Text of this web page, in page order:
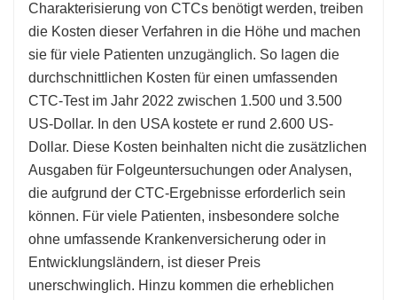
Charakterisierung von CTCs benötigt werden, treiben
die Kosten dieser Verfahren in die Höhe und machen
sie für viele Patienten unzugänglich. So lagen die
durchschnittlichen Kosten für einen umfassenden
CTC-Test im Jahr 2022 zwischen 1.500 und 3.500
US-Dollar. In den USA kostete er rund 2.600 US-
Dollar. Diese Kosten beinhalten nicht die zusätzlichen
Ausgaben für Folgeuntersuchungen oder Analysen,
die aufgrund der CTC-Ergebnisse erforderlich sein
können. Für viele Patienten, insbesondere solche
ohne umfassende Krankenversicherung oder in
Entwicklungsländern, ist dieser Preis
unerschwinglich. Hinzu kommen die erheblichen